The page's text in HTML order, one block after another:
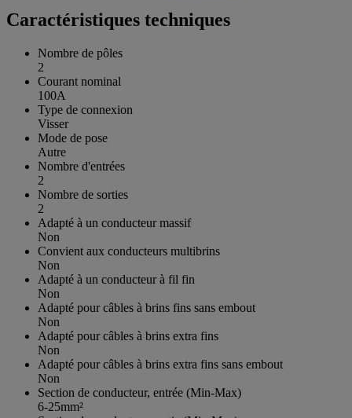
Caractéristiques techniques
Nombre de pôles
2
Courant nominal
100A
Type de connexion
Visser
Mode de pose
Autre
Nombre d'entrées
2
Nombre de sorties
2
Adapté à un conducteur massif
Non
Convient aux conducteurs multibrins
Non
Adapté à un conducteur à fil fin
Non
Adapté pour câbles à brins fins sans embout
Non
Adapté pour câbles à brins extra fins
Non
Adapté pour câbles à brins extra fins sans embout
Non
Section de conducteur, entrée (Min-Max)
6-25mm²